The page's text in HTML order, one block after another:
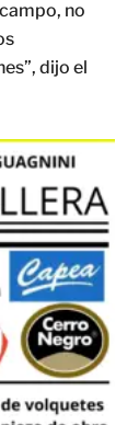
no
dijo el